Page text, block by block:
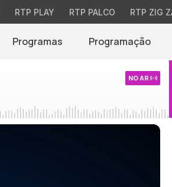
RTP PLAY RTP PALCO RTP ZIG
Programas Programação
NO AR